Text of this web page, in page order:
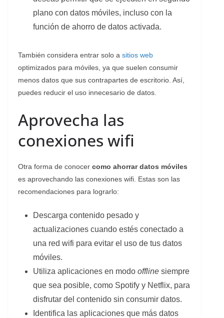
plano con datos móviles, incluso con la
función de ahorro de datos activada.
También considera entrar solo a sitios web
optimizados para móviles, ya que suelen consumir
menos datos que sus contrapartes de escritorio. Así,
puedes reducir el uso innecesario de datos.
Aprovecha las
conexiones wifi
Otra forma de conocer como ahorrar datos móviles
es aprovechando las conexiones wifi. Estas son las
recomendaciones para lograrlo:
Descarga contenido pesado y
actualizaciones cuando estés conectado a
una red wifi para evitar el uso de tus datos
móviles.
Utiliza aplicaciones en modo offline siempre
que sea posible, como Spotify y Netflix, para
disfrutar del contenido sin consumir datos.
Identifica las aplicaciones que más datos